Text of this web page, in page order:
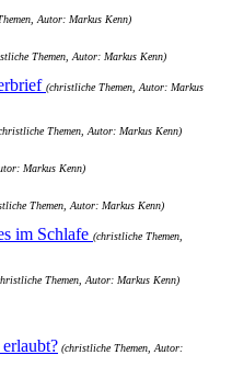
Autor: Markus Kenn)
Themen, Autor: Markus Kenn)
(christliche Themen, Autor: Markus
Themen, Autor: Markus Kenn)
Markus Kenn)
Themen, Autor: Markus Kenn)
im Schlafe (christliche Themen,
Themen, Autor: Markus Kenn)
(christliche Themen, Autor: